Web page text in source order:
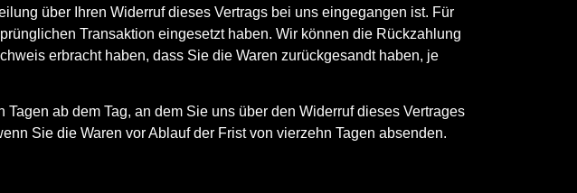
über Ihren Widerruf dieses Vertrags bei uns eingegangen ist. Für
Transaktion eingesetzt haben. Wir können die Rückzahlung
erbracht haben, dass Sie die Waren zurückgesandt haben, je
ab dem Tag, an dem Sie uns über den Widerruf dieses Vertrages
Sie die Waren vor Ablauf der Frist von vierzehn Tagen absenden.